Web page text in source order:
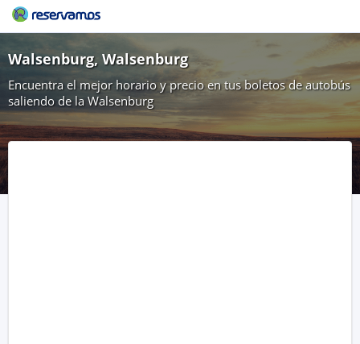
Walsenburg, Walsenburg
Encuentra el mejor horario y precio en tus boletos de autobús
saliendo de la Walsenburg